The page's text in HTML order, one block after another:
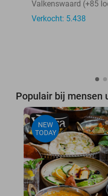
Valkenswaard (+85
Verkocht: 5.438
Populair bij mensen
NEW
TODAY